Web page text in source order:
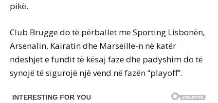
pikë.
Club Brugge do të përballet me Sporting Lisbonën,
Arsenalin, Kairatin dhe Marseille-n në katër
ndeshjet e fundit të kësaj faze dhe padyshim do të
synojë të sigurojë një vend në fazën “playoff”.